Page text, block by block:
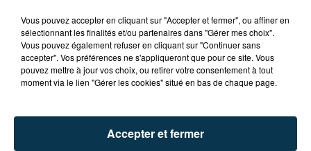
L’ASSE RÉDUIT FACE À SOCHAUX, UNE
PREMIÈRE VICTOIRE POUR NOS VERTS ?
Vous pouvez accepter en cliquant sur "Accepter et fermer", ou affiner en
sélectionnant les finalités et/ou partenaires dans "Gérer mes choix".
Vous pouvez également refuser en cliquant sur "Continuer sans
accepter". Vos préférences ne s'appliqueront que pour ce site. Vous
pouvez mettre à jour vos choix, ou retirer votre consentement à tout
moment via le lien "Gérer les cookies" situé en bas de chaque page.
Accepter et fermer